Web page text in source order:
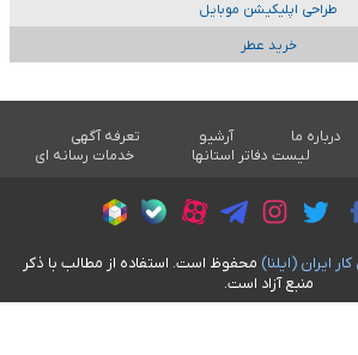
طراحی اپلیکیشن موبایل
خرید عطر
درباره ما آرشیو
تعرفه آگهی
لیست دفاتر استانها خدمات رسانه ای
ايران (ايلنا) محفوظ است. استفاده از مطالب با ذکر
منبع آزاد است.